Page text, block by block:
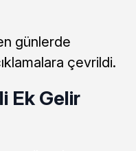
günlerde
çevrildi.
Ek Gelir